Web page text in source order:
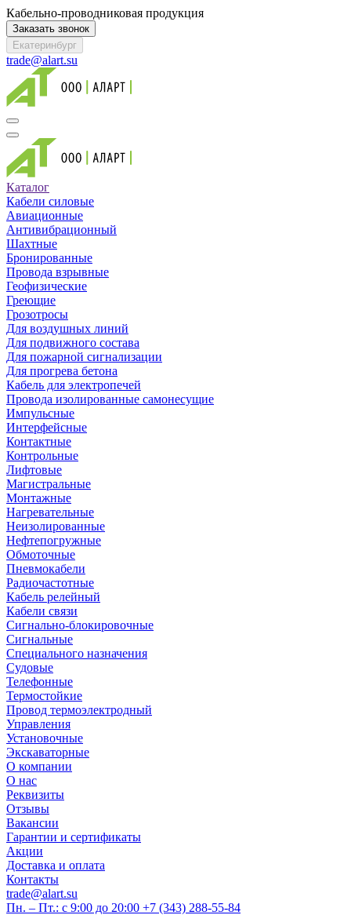
Кабельно-проводниковая продукция
Заказать звонок
Екатеринбург
trade@alart.su
Каталог
Кабели силовые
Авиационные
Антивибрационный
Шахтные
Бронированные
Провода взрывные
Геофизические
Греющие
Грозотросы
Для воздушных линий
Для подвижного состава
Для пожарной сигнализации
Для прогрева бетона
Кабель для электропечей
Провода изолированные самонесущие
Импульсные
Интерфейсные
Контактные
Контрольные
Лифтовые
Магистральные
Монтажные
Нагревательные
Неизолированные
Нефтепогружные
Обмоточные
Пневмокабели
Радиочастотные
Кабель релейный
Кабели связи
Сигнально-блокировочные
Сигнальные
Специального назначения
Судовые
Телефонные
Термостойкие
Провод термоэлектродный
Управления
Установочные
Экскаваторные
О компании
О нас
Реквизиты
Отзывы
Вакансии
Гарантии и сертификаты
Акции
Доставка и оплата
Контакты
trade@alart.su
Пн. – Пт.: с 9:00 до 20:00 +7 (343) 288-55-84